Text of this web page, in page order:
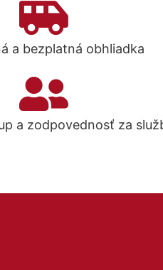
a bezplatná obhliadka
a zodpovednosť za